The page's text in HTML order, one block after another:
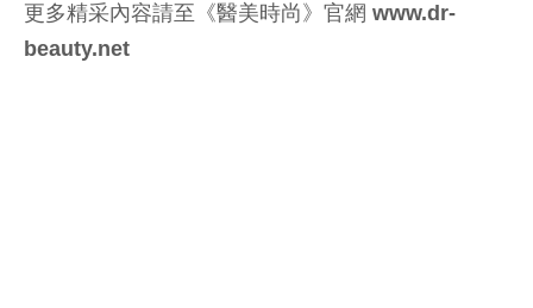
更多精采內容請至《醫美時尚》官網 www.dr-
beauty.net